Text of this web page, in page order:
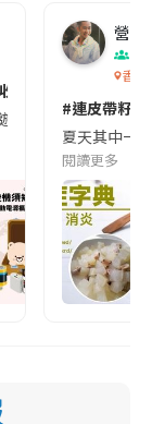
😱出發前切記檢查
的民眾，近期要
營養
香港
#連皮帶籽
夏天其中一
閱讀更多